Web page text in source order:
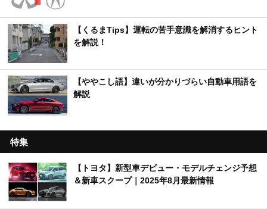
【くるまTips】運転の苦手意識を解消するヒント
を解説！
【ややこし語】違いが分かりづらい自動車用語を
解説
特集
【トヨタ】新型車デビュー・モデルチェンジ予想
＆新車スクープ｜2025年8月最新情報